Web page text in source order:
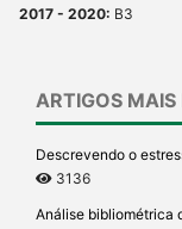
2017 - 2020: B3
ARTIGOS
Descrevendo o
3136
Análise bibliométrica